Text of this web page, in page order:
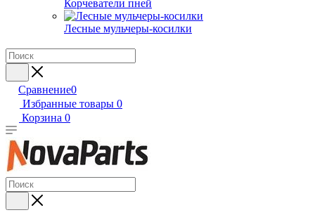
Корчеватели пней
Лесные мульчеры-косилки
Сравнение0
Избранные товары 0
Корзина 0